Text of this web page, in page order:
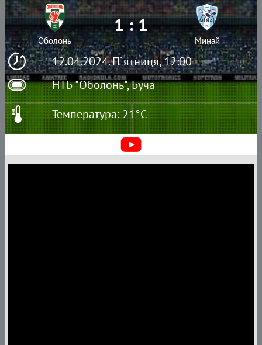
12.04.2024. П`ятниця, 12:00
НТБ "Оболонь", Буча
Оболонь
1 : 1
Минай
Температура: 21°C